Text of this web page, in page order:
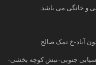
و خانگی می باشد.
آباد-خ نمک صالح
جنوبی-نبش کوچه بخشی-